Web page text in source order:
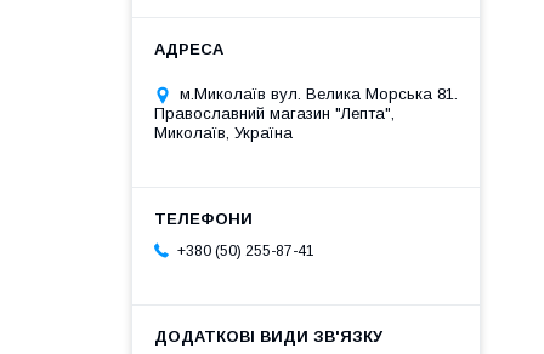
м.Миколаїв вул. Велика Морська 81.
Православний магазин "Лепта",
Миколаїв, Україна
+380 (50) 255-87-41